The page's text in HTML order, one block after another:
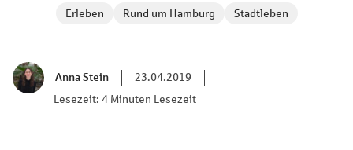
Erleben Rund um Hamburg Stadtleben
Anna Stein
23.04.2019
Lesezeit: 4 Minuten Lesezeit